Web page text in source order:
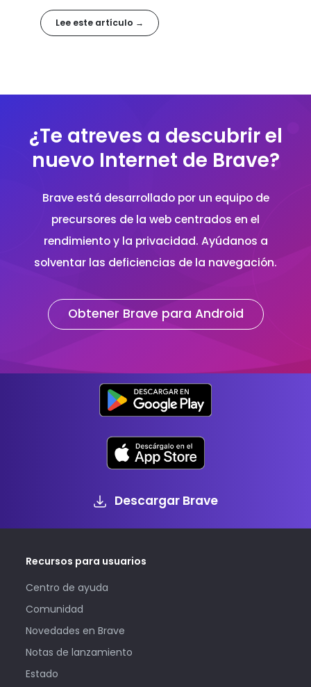
Lee este artículo →
¿Te atreves a descubrir el
nuevo Internet de Brave?
Brave está desarrollado por un equipo de
precursores de la web centrados en el
rendimiento y la privacidad. Ayúdanos a
solventar las deficiencias de la navegación.
Obtener Brave para Android
Descargar Brave
Recursos para usuarios
Centro de ayuda
Comunidad
Novedades en Brave
Notas de lanzamiento
Estado